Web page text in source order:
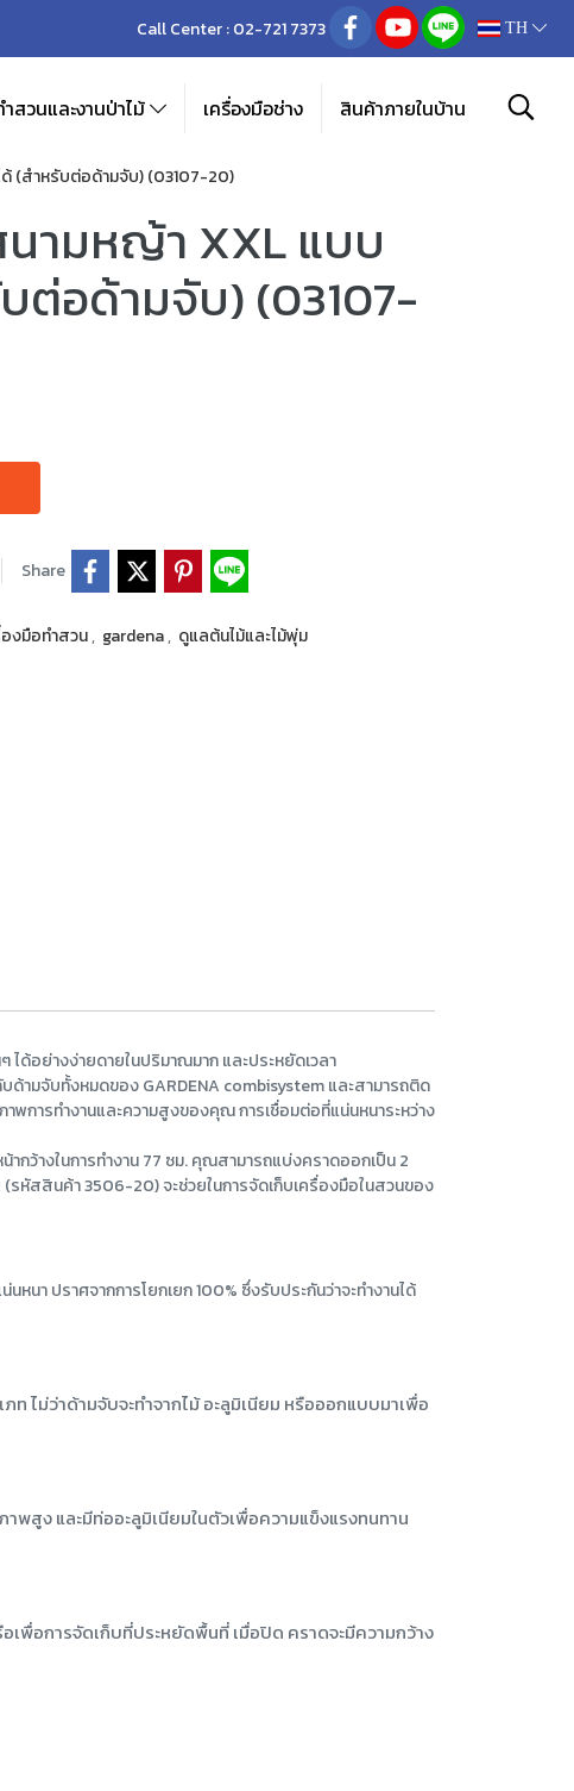
Call Center :02-721 7373 TH
สวนและงานป่าไม้ เครื่องมือช่าง สินค้าภายในบ้าน
(สำหรับต่อด้ามจับ) (03107-20)
ามหญ้า XXL แบบ
ต่อด้ามจับ) (03107-
Share
องมือทำสวน, gardena, ดูแลต้นไม้และไม้พุ่ม
ด้อย่างง่ายดายในปริมาณมาก และประหยัดเวลา
ามจับทั้งหมดของ GARDENA combisystem และสามารถติด
พการทำงานและความสูงของคุณ การเชื่อมต่อที่แน่นหนาระหว่าง
ว้างในการทำงาน 77 ซม. คุณสามารถแบ่งคราดออกเป็น 2
รหัสสินค้า 3506-20) จะช่วยในการจัดเก็บเครื่องมือในสวนของ
นา ปราศจากการโยกเยก 100% ซึ่งรับประกันว่าจะทำงานได้
ท ไม่ว่าด้ามจับจะทำจากไม้ อะลูมิเนียม หรือออกแบบมาเพื่อ
สูง และมีท่ออะลูมิเนียมในตัวเพื่อความแข็งแรงทนทาน
เพื่อการจัดเก็บที่ประหยัดพื้นที่ เมื่อปิด คราดจะมีความกว้าง